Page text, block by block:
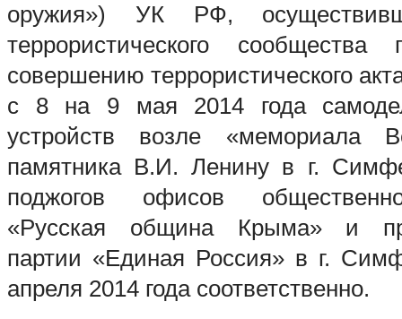
оружия») УК РФ,
террористического сообщества
совершению террористического
с 8 на 9 мая 2014 года
устройств возле «мемориала
памятника В.И. Ленину в г.
поджогов офисов
«Русская община Крыма» и
партии «Единая Россия» в г.
апреля 2014 года соответственно.